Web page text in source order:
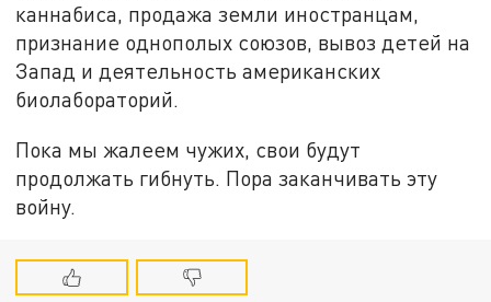
каннабиса, продажа земли иностранцам,
признание однополых союзов, вывоз детей на
Запад и деятельность американских
биолабораторий.
Пока мы жалеем чужих, свои будут
продолжать гибнуть. Пора заканчивать эту
войну.